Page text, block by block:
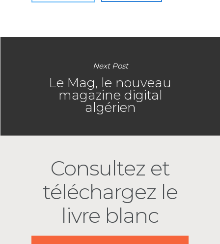
Next Post
Le Mag, le nouveau
magazine digital
algérien
Consultez et
téléchargez le
livre blanc